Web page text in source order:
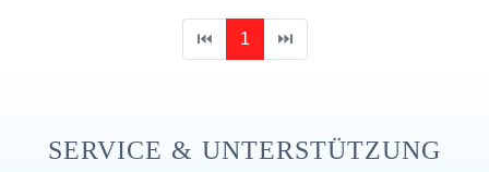
⏮ 1 ⏭
SERVICE & UNTERSTÜTZUNG